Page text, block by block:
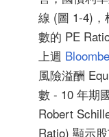
線 (圖 1-4)，
數的 PE
上週
風險溢酬
數 - 10 年期
Robert
Ratio) 顯示